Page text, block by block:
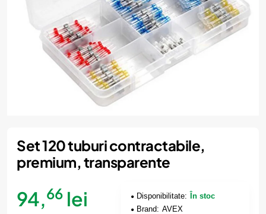
Set 120 tuburi contractabile,
premium, transparente
94,66 lei Disponibilitate:
În stoc
Brand: AVEX